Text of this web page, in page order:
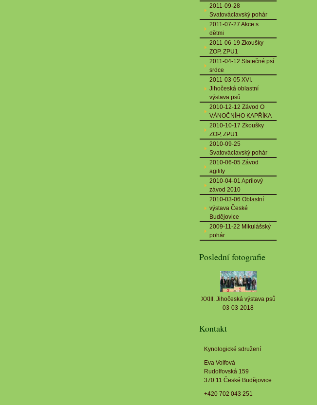
2011-09-28
Svatováclavský pohár
2011-07-27 Akce s
dětmi
2011-06-19 Zkoušky
ZOP, ZPU1
2011-04-12 Statečné psí
srdce
2011-03-05 XVI.
Jihočeská oblastní
výstava psů
2010-12-12 Závod O
VÁNOČNÍHO KAPŘÍKA
2010-10-17 Zkoušky
ZOP, ZPU1
2010-09-25
Svatováclavský pohár
2010-06-05 Závod
agility
2010-04-01 Aprílový
závod 2010
2010-03-06 Oblastní
výstava České
Budějovice
2009-11-22 Mikulášský
pohár
Poslední fotografie
XXIII. Jihočeská výstava psů
03-03-2018
Kontakt
Kynologické sdružení
Eva Volfová
Rudolfovská 159
370 11 České Budějovice
+420 702 043 251